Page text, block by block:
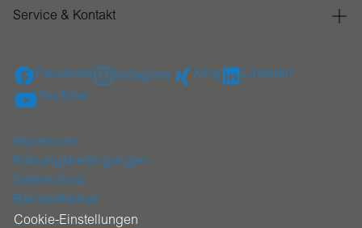
Service & Kontakt
Facebook Instagram Xing
Linkedin
YouTube
Impressum
Nutzungsbedingungen
Datenschutz
Barrierefreiheit
Cookie-Einstellungen